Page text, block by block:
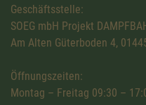
Geschäftsstelle:
SOEG mbH Projekt
Am Alten Güterboden 4,
Öffnungszeiten:
Montag – Freitag 09:30 –